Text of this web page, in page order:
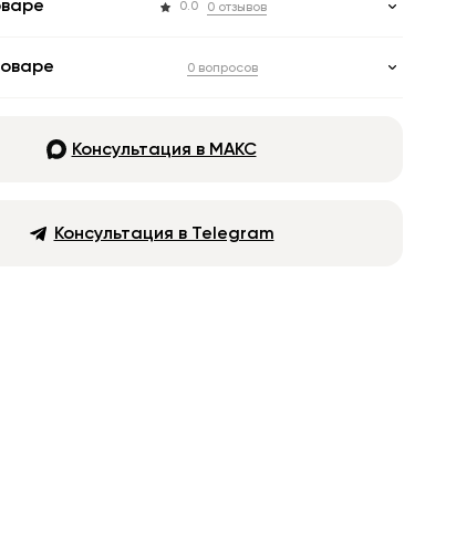
0.0 0 отзывов
0 вопросов
Консультация в МАКС
Консультация в Telegram